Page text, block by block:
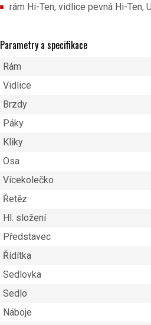
rám Hi-Ten, vidlice pevná Hi-Ten,
Parametry a specifikace
Rám
Vidlice
Brzdy
Páky
Kliky
Osa
Vícekolečko
Řetěz
Hl. složení
Představec
Řídítka
Sedlovka
Sedlo
Náboje